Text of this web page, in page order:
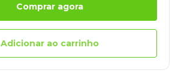
Comprar agora
Adicionar ao carrinho